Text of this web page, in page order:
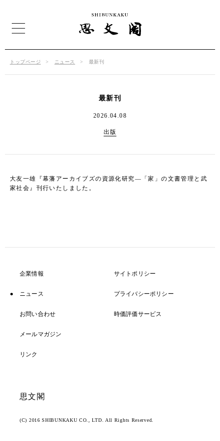
トップページ ニュース 最新刊
最新刊
2026.04.08
出版
大友一雄『幕藩アーカイブズの資源化研究―「家」の文書管理と武
家社会』刊行いたしました。
企業情報
ニュース
お問い合わせ
メールマガジン
リンク
サイトポリシー
プライバシーポリシー
時価評価サービス
思文閣
(C) 2016 SHIBUNKAKU CO., LTD. All Rights Reserved.